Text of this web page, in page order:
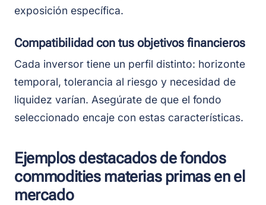
exposición específica.
Compatibilidad con tus objetivos financieros
Cada inversor tiene un perfil distinto: horizonte
temporal, tolerancia al riesgo y necesidad de
liquidez varían. Asegúrate de que el fondo
seleccionado encaje con estas características.
Ejemplos destacados de fondos
commodities materias primas en el
mercado